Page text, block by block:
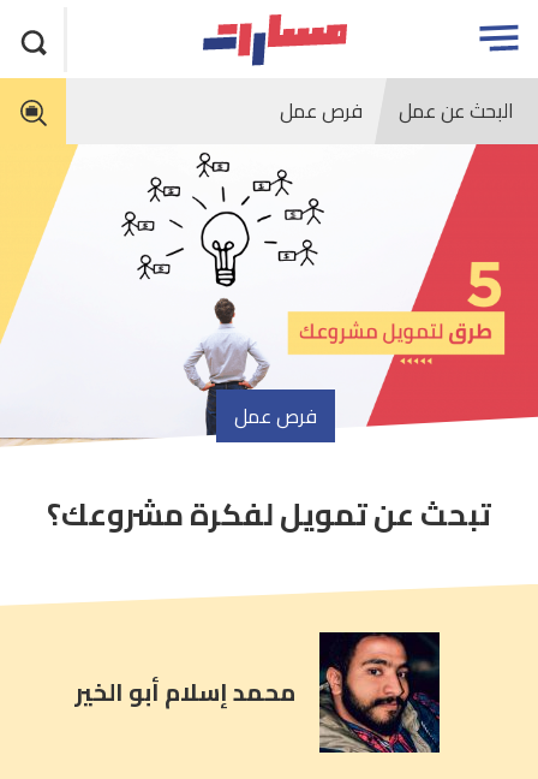
تجاوز
الاعلان
Open
menu
البحث عن عمل فرص عمل
فرص عمل
article
comment
is:
تبحث عن تمويل لفكرة مشروعك؟
محمد إسلام أبو الخير